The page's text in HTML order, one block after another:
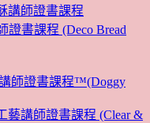
講師證書課程
證書課程 (Deco Bread
師證書課程™(Doggy
藝講師證書課程 (Clear &